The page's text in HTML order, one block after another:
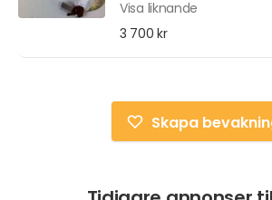
Visa liknande
3 700 kr
Skapa